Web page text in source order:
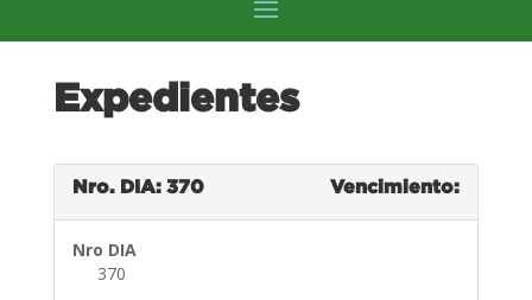
Expedientes
Nro. DIA: 370 Vencimiento:
Nro DIA
370